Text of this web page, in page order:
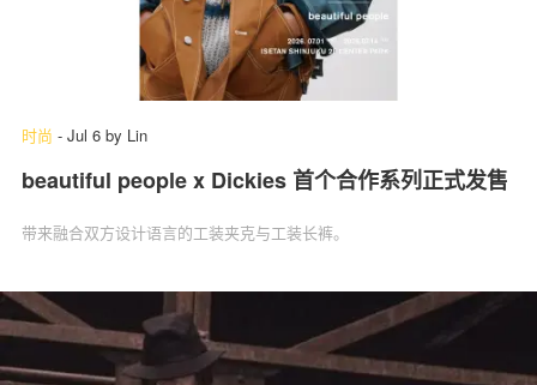
时尚 - Jul 6 by Lin
beautiful people x Dickies 首个合作系列正式发售
带来融合双方设计语言的工装夹克与工装长裤。